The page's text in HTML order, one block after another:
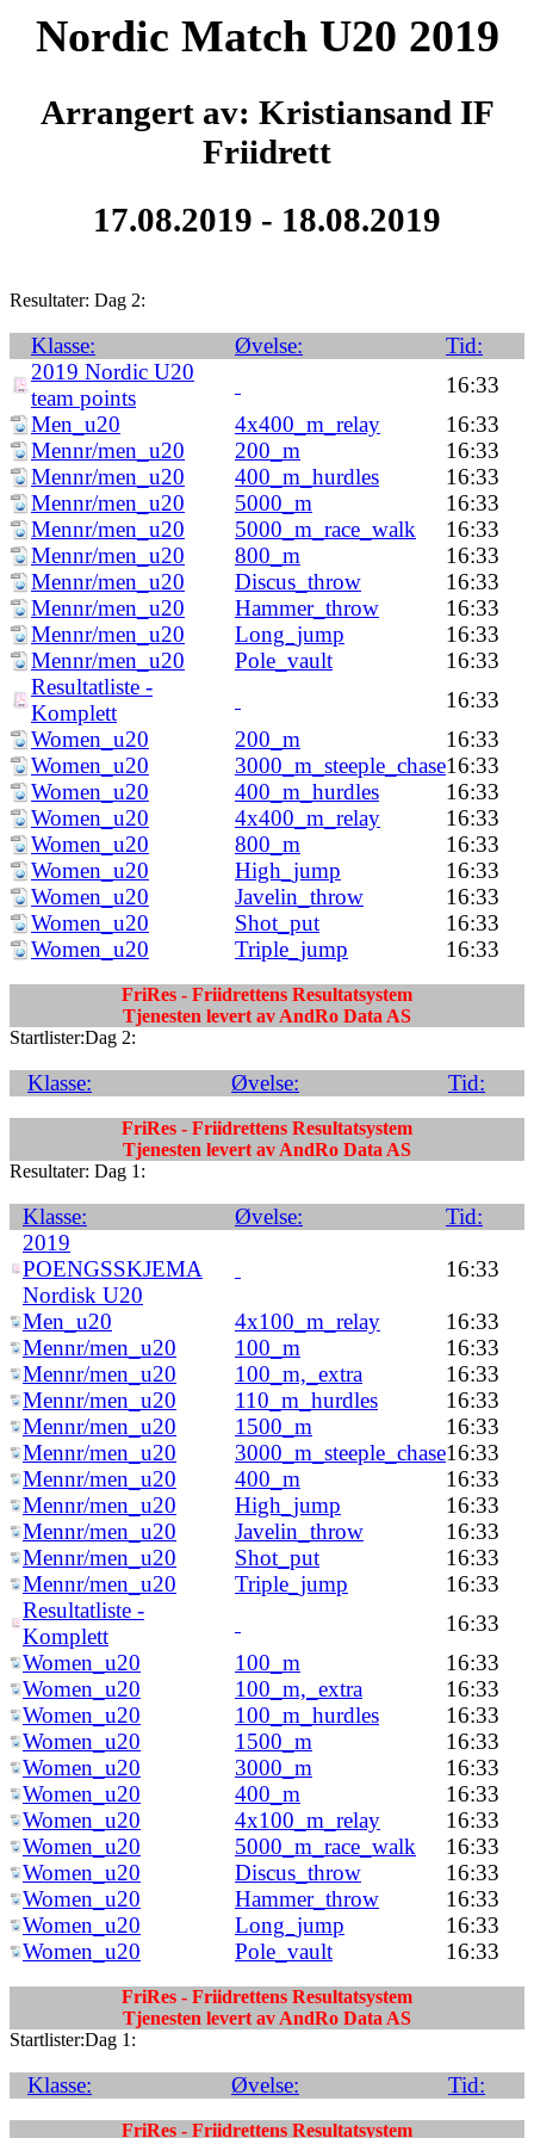
Nordic Match U20 2019
Arrangert av: Kristiansand IF
Friidrett
17.08.2019 - 18.08.2019
Resultater: Dag 2:
Klasse: Øvelse:
Tid:
2019 Nordic U20
team points
16:33
Men_u20
4x400_m_relay
16:33
Mennr/men_u20
200_m
16:33
Mennr/men_u20
400_m_hurdles
16:33
Mennr/men_u20
5000_m
16:33
Mennr/men_u20
5000_m_race_walk
16:33
Mennr/men_u20
800_m
16:33
Mennr/men_u20
Discus_throw
16:33
Mennr/men_u20
Hammer_throw
16:33
Mennr/men_u20
Long_jump
16:33
Mennr/men_u20
Pole_vault
16:33
Resultatliste -
Komplett
16:33
Women_u20
200_m
16:33
Women_u20
3000_m_steeple_chase16:33
Women_u20
400_m_hurdles
16:33
Women_u20
4x400_m_relay
16:33
Women_u20
800_m
16:33
Women_u20
High_jump
16:33
Women_u20
Javelin_throw
16:33
Women_u20
Shot_put
16:33
Women_u20
Triple_jump 16:33
FriRes - Friidrettens Resultatsystem
Tjenesten levert av AndRo Data AS
Startlister:Dag 2:
Klasse: Øvelse: Tid:
FriRes - Friidrettens Resultatsystem
Tjenesten levert av AndRo Data AS
Resultater: Dag 1:
Klasse: Øvelse:
Tid:
2019
POENGSSKJEMA
Nordisk U20
16:33
Men_u20 4x100_m_relay
16:33
Mennr/men_u20
100_m
16:33
Mennr/men_u20
100_m,_extra
16:33
Mennr/men_u20
110_m_hurdles
16:33
Mennr/men_u20
1500_m
16:33
Mennr/men_u20
3000_m_steeple_chase16:33
Mennr/men_u20
400_m
16:33
Mennr/men_u20
High_jump
16:33
Mennr/men_u20
Javelin_throw
16:33
Mennr/men_u20
Shot_put
16:33
Mennr/men_u20
Triple_jump
16:33
Resultatliste -
Komplett
16:33
Women_u20
100_m
16:33
Women_u20
100_m,_extra
16:33
Women_u20
100_m_hurdles
16:33
Women_u20
1500_m
16:33
Women_u20
3000_m
16:33
Women_u20
400_m
16:33
Women_u20
4x100_m_relay
16:33
Women_u20
5000_m_race_walk
16:33
Women_u20
Discus_throw
16:33
Women_u20
Hammer_throw
16:33
Women_u20
Long_jump
16:33
Women_u20
Pole_vault 16:33
FriRes - Friidrettens Resultatsystem
Tjenesten levert av AndRo Data AS
Startlister:Dag 1:
Klasse: Øvelse: Tid:
FriRes - Friidrettens Resultatsystem